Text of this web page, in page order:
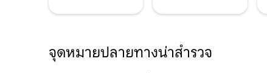
จุดหมายปลายทางน่าสำรวจ